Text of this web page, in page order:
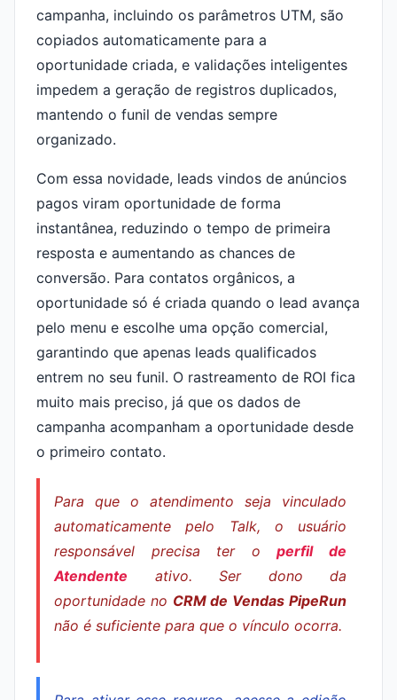
campanha, incluindo os parâmetros UTM, são
copiados automaticamente para a
oportunidade criada, e validações inteligentes
impedem a geração de registros duplicados,
mantendo o funil de vendas sempre
organizado.
Com essa novidade, leads vindos de anúncios
pagos viram oportunidade de forma
instantânea, reduzindo o tempo de primeira
resposta e aumentando as chances de
conversão. Para contatos orgânicos, a
oportunidade só é criada quando o lead avança
pelo menu e escolhe uma opção comercial,
garantindo que apenas leads qualificados
entrem no seu funil. O rastreamento de ROI fica
muito mais preciso, já que os dados de
campanha acompanham a oportunidade desde
o primeiro contato.
Para que o atendimento seja vinculado
automaticamente pelo Talk, o usuário
responsável precisa ter operfil de
Atendente ativo. Ser dono da
oportunidade no CRM de Vendas PipeRun
não é suficiente para que o vínculo ocorra.